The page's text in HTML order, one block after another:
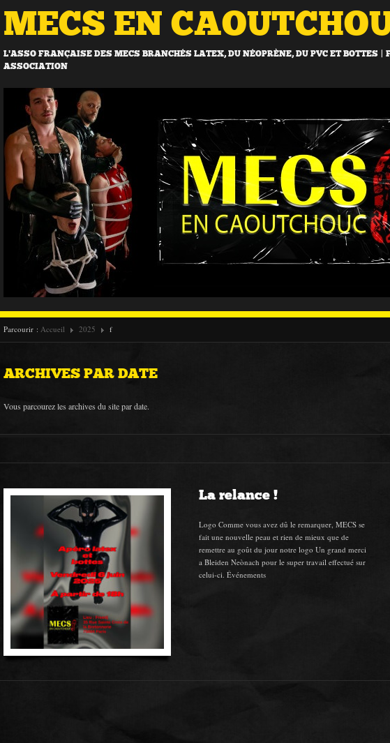
MECS EN
L'ASSO FRANÇAISE DES MECS BRANCHÉS LATEX, DU NÉOPRÈNE, DU PVC ET BOTTES |
ASSOCIATION
Parcourir : Accueil 2025 f
ARCHIVES PAR DATE
Vous parcourez les archives du site par date.
La relance !
Logo Comme vous avez dû le remarquer, MECS se
fait une nouvelle peau et rien de mieux que de
remettre au goût du jour notre logo Un grand merci
a Bleiden Neònach pour le super travail effectué sur
celui-ci. Événements